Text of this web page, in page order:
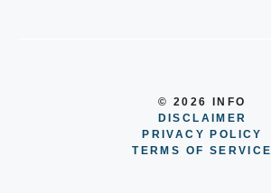
© 2026 INFO
DISCLAIMER
PRIVACY POLICY
TERMS OF SERVICE